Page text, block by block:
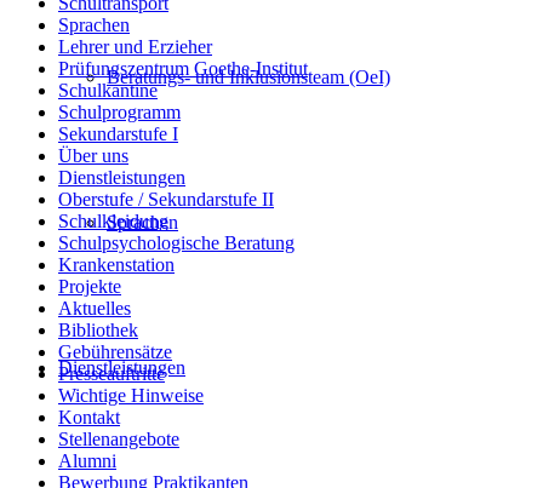
Beratungs- und Inklusionsteam (OeI)
Sprachen
Dienstleistungen
Sprachen
Lehrer und Erzieher
Prüfungszentrum Goethe-Institut
Schulkantine
Schulprogramm
Sekundarstufe I
Über uns
Dienstleistungen
Oberstufe / Sekundarstufe II
Schulkleidung
Schulpsychologische Beratung
Krankenstation
Projekte
Aktuelles
Bibliothek
Gebührensätze
Presseauftritte
Wichtige Hinweise
Kontakt
Stellenangebote
Alumni
Bewerbung Praktikanten